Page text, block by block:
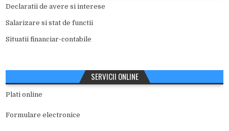
Declaratii de avere si interese
Salarizare si stat de functii
Situatii financiar-contabile
SERVICII ONLINE
Plati online
Formulare electronice